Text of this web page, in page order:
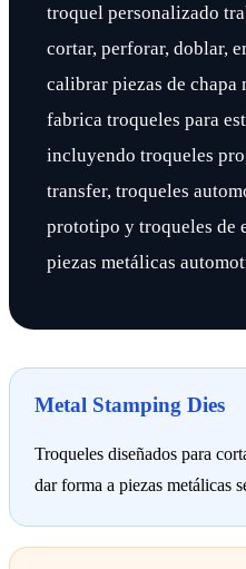
troquel personalizado
cortar, perforar, doblar,
calibrar piezas de chapa
fabrica troqueles para
incluyendo troqueles
transfer, troqueles
prototipo y troqueles de
piezas metálicas
Metal Stamping Dies
Troqueles diseñados para
dar forma a piezas metálicas